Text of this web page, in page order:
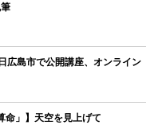
島市で公開講座、オンライン
命」】天空を見上げて